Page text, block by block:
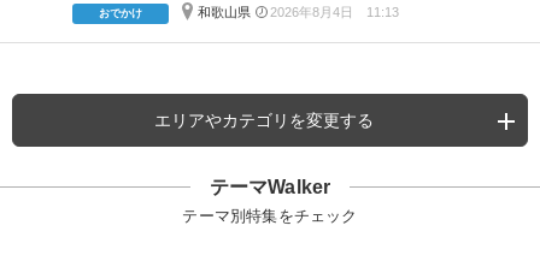
おでかけ 和歌山県 2026年8月4日 11:13
エリアやカテゴリを変更する
テーマWalker
テーマ別特集をチェック